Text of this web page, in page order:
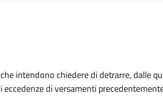
intendono chiedere di detrarre, dalle
di versamenti